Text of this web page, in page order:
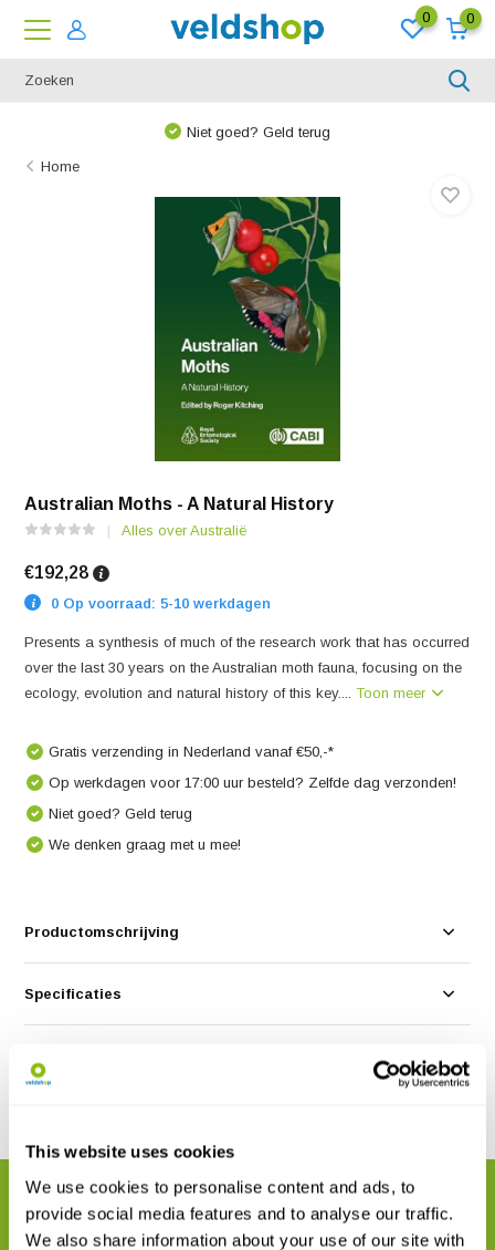
This website uses cookies
We use cookies to personalise content and ads, to
provide social media features and to analyse our traffic.
We also share information about your use of our site with
0 0
Niet goed? Geld terug
Home
Australian Moths - A Natural History
Alles over Australië
€192,28
0 Op voorraad: 5-10 werkdagen
Presents a synthesis of much of the research work that has occurred
over the last 30 years on the Australian moth fauna, focusing on the
ecology, evolution and natural history of this key....Toon meer
Gratis verzending in Nederland vanaf €50,-*
Op werkdagen voor 17:00 uur besteld? Zelfde dag verzonden!
Niet goed? Geld terug
We denken graag met u mee!
Productomschrijving
Specificaties
GERELATEERDE PRODUCTEN
Maak uw bestelling compleet